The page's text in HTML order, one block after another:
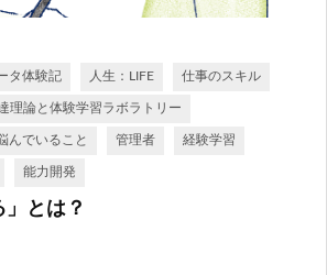
タ体験記 人生：LIFE 仕事のスキル
理論と体験学習ラボラトリー
んでいること 管理者 経験学習
能力開発
」とは？